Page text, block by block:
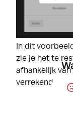
In dit
zie je het te
afhankelijk
verrekend